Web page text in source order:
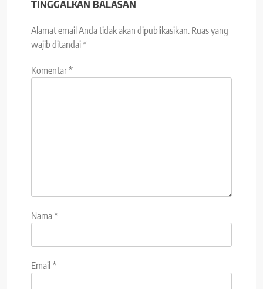
TINGGALKAN BALASAN
Alamat email Anda tidak akan dipublikasikan. Ruas yang
wajib ditandai*
Komentar*
Nama*
Email*